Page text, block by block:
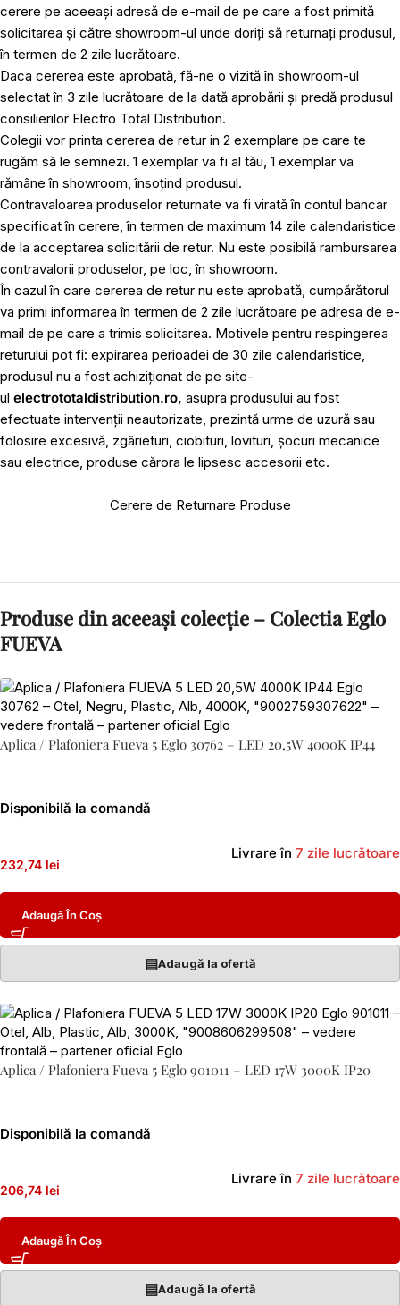
cerere pe aceeași adresă de e-mail de pe care a fost primită
solicitarea și către showroom-ul unde doriți să returnați produsul,
în termen de 2 zile lucrătoare.
Daca cererea este aprobată, fă-ne o vizită în showroom-ul
selectat în 3 zile lucrătoare de la dată aprobării și predă produsul
consilierilor Electro Total Distribution.
Colegii vor printa cererea de retur in 2 exemplare pe care te
rugăm să le semnezi. 1 exemplar va fi al tău, 1 exemplar va
rămâne în showroom, însoțind produsul.
Contravaloarea produselor returnate va fi virată în contul bancar
specificat în cerere, în termen de maximum 14 zile calendaristice
de la acceptarea solicitării de retur. Nu este posibilă rambursarea
contravalorii produselor, pe loc, în showroom.
În cazul în care cererea de retur nu este aprobată, cumpărătorul
va primi informarea în termen de 2 zile lucrătoare pe adresa de e-
mail de pe care a trimis solicitarea. Motivele pentru respingerea
returului pot fi: expirarea perioadei de 30 zile calendaristice,
produsul nu a fost achiziționat de pe site-
ul electrototaldistribution.ro, asupra produsului au fost
efectuate intervenții neautorizate, prezintă urme de uzură sau
folosire excesivă, zgârieturi, ciobituri, lovituri, șocuri mecanice
sau electrice, produse cărora le lipsesc accesorii etc.
Cerere de Returnare Produse
Produse din aceeași colecție – Colectia Eglo
FUEVA
Aplica / Plafoniera Fueva 5 Eglo 30762 – LED 20,5W 4000K IP44
Disponibilă la comandă
232,74 lei
Livrare în 7 zile lucrătoare
Adaugă În Coș
▤Adaugă la ofertă
Aplica / Plafoniera Fueva 5 Eglo 901011 – LED 17W 3000K IP20
Disponibilă la comandă
206,74 lei
Livrare în 7 zile lucrătoare
Adaugă În Coș
▤Adaugă la ofertă